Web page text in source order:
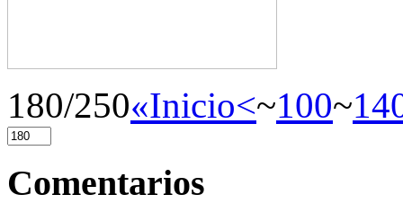
180/250«Inicio<~100~
Comentarios